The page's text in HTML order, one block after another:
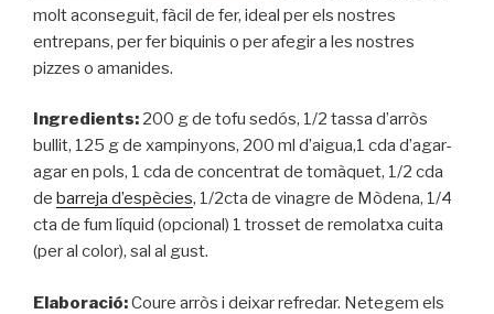
molt aconseguit, fàcil de fer, ideal per els nostres
entrepans, per fer biquinis o per afegir a les nostres
pizzes o amanides.
Ingredients: 200 g de tofu sedós, 1/2 tassa d’arròs
bullit, 125 g de xampinyons, 200 ml d’aigua,1 cda d’agar-
agar en pols, 1 cda de concentrat de tomàquet, 1/2 cda
de barreja d’espècies, 1/2cta de vinagre de Mòdena, 1/4
cta de fum líquid (opcional) 1 trosset de remolatxa cuita
(per al color), sal al gust.
Elaboració:Coure arròs i deixar refredar. Netegem els